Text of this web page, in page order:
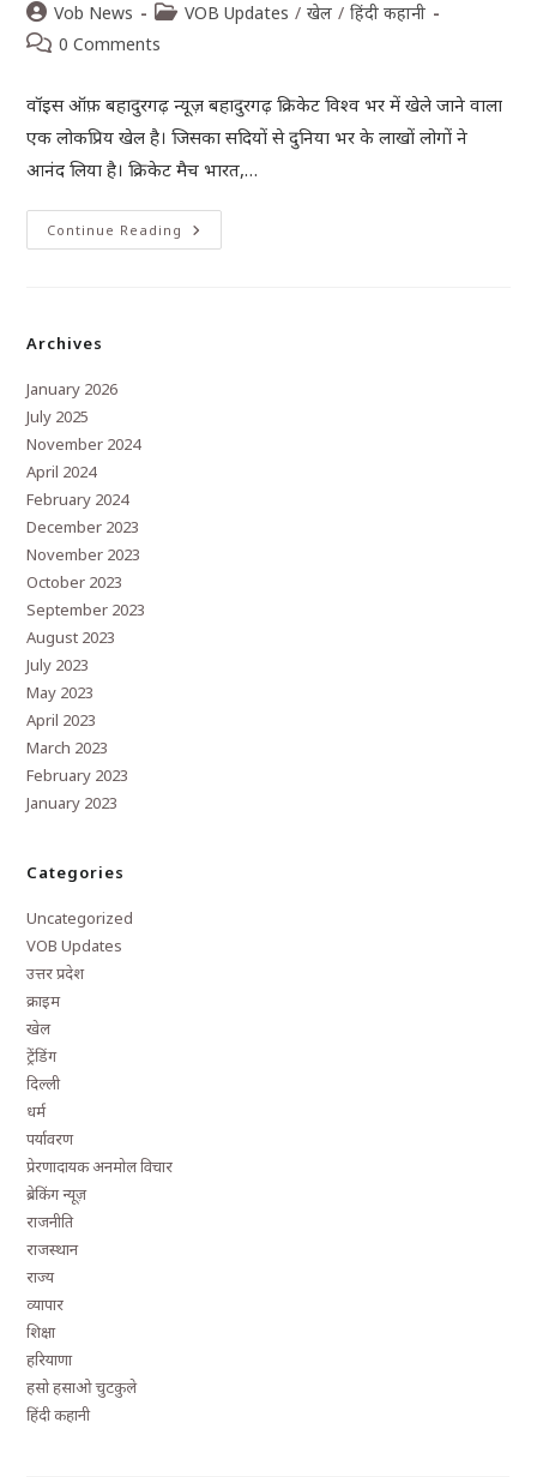
Vob News VOB Updates / खेल / हिंदी कहानी
0 Comments
वॉइस ऑफ़ बहादुरगढ़ न्यूज़ बहादुरगढ़ क्रिकेट विश्व भर में खेले जाने वाला
एक लोकप्रिय खेल है। जिसका सदियों से दुनिया भर के लाखों लोगों ने
आनंद लिया है। क्रिकेट मैच भारत,…
Continue Reading
Archives
January 2026
July 2025
November 2024
April 2024
February 2024
December 2023
November 2023
October 2023
September 2023
August 2023
July 2023
May 2023
April 2023
March 2023
February 2023
January 2023
Categories
Uncategorized
VOB Updates
उत्तर प्रदेश
क्राइम
खेल
ट्रेंडिंग
दिल्ली
धर्म
पर्यावरण
प्रेरणादायक अनमोल विचार
ब्रेकिंग न्यूज़
राजनीति
राजस्थान
राज्य
व्यापार
शिक्षा
हरियाणा
हसो हसाओ चुटकुले
हिंदी कहानी